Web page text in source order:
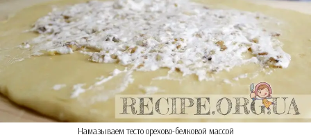
Намазываем тесто орехово-белковой массой